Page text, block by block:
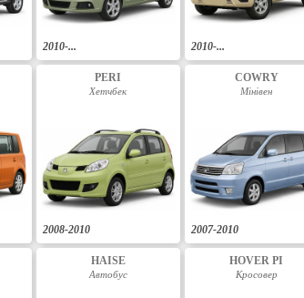
2010-... 2010-...
PERI
Хетчбек
2008-2010
COWRY
Мінівен
2007-2010
HAISE
Автобус
HOVER PI
Кросовер